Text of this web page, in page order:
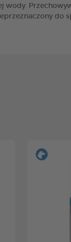
wody.
do